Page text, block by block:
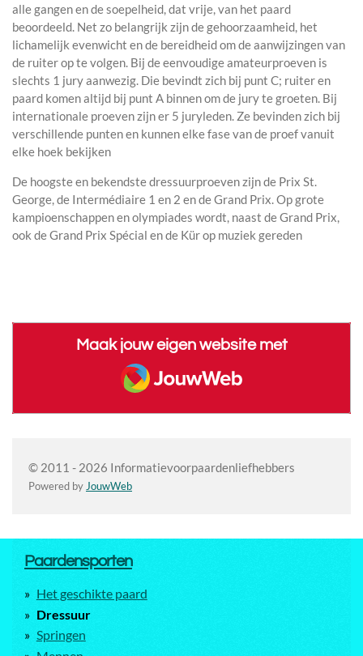
alle gangen en de soepelheid, dat vrije, van het paard
beoordeeld. Net zo belangrijk zijn de gehoorzaamheid, het
lichamelijk evenwicht en de bereidheid om de aanwijzingen van
de ruiter op te volgen. Bij de eenvoudige amateurproeven is
slechts 1 jury aanwezig. Die bevindt zich bij punt C; ruiter en
paard komen altijd bij punt A binnen om de jury te groeten. Bij
internationale proeven zijn er 5 juryleden. Ze bevinden zich bij
verschillende punten en kunnen elke fase van de proef vanuit
elke hoek bekijken
De hoogste en bekendste dressuurproeven zijn de Prix St.
George, de Intermédiaire 1 en 2 en de Grand Prix. Op grote
kampioenschappen en olympiades wordt, naast de Grand Prix,
ook de Grand Prix Spécial en de Kür op muziek gereden
Maak jouw eigen website met
JouwWeb
© 2011 - 2026 Informatievoorpaardenliefhebbers
Powered by JouwWeb
Paardensporten
Het geschikte paard
Dressuur
Springen